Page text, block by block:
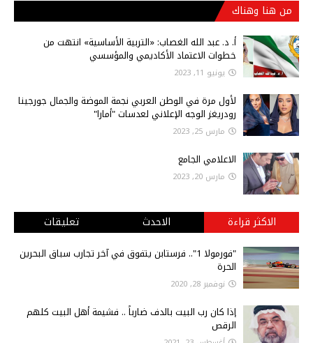
من هنا وهناك
أ‌. د. عبد الله الغصاب: «التربية الأساسية» انتهت من
خطوات الاعتماد الأكاديمي والمؤسسي
يونيو 11, 2023
لأول مرة في الوطن العربي نجمة الموضة والجمال جورجينا
رودريغز الوجه الإعلاني لعدسات "أمارا"
مارس 25, 2023
الاعلامي الجامع
مارس 20, 2023
الاكثر قراءة الاحدث تعليقات
"فورمولا 1".. فرستابن يتفوق في آخر تجارب سباق البحرين
الحرة
نوفمبر 28, 2020
إذا كان رب البيت بالدف ضارباً .. فشيمة أهل البيت كلهم
الرقص